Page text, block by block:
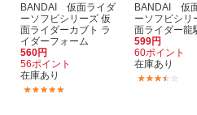
BANDAI 仮面ライダ
ーソフビシリーズ 仮
面ライダーカブト ラ
イダーフォーム
560円
56ポイント
在庫あり
BANDAI 仮
ーソフビシ
面ライダー龍
599円
60ポイント
在庫あり